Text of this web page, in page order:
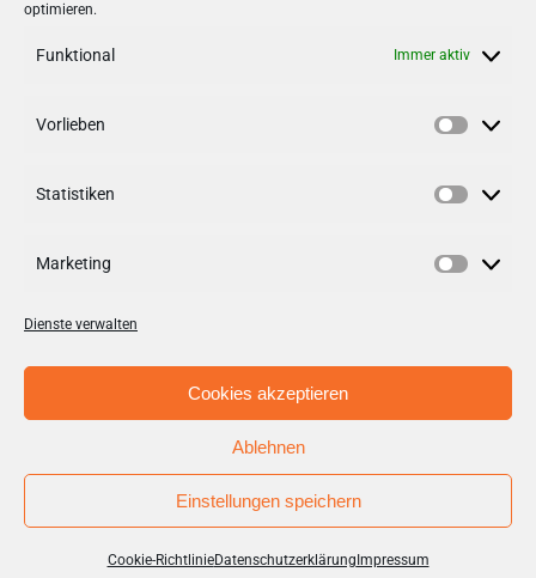
optimieren.
Funktional Immer aktiv
Vorlieben
Statistiken
Marketing
Dienste verwalten
Cookies akzeptieren
Ablehnen
Einstellungen speichern
Cookie-RichtlinieDatenschutzerklärung Impressum
Follow us on
© Copyright 2012 - 2026 | Stadt + Handel City- und
Standortmanagement BID GmbH / Aufgabenträger BID
Tibarg III